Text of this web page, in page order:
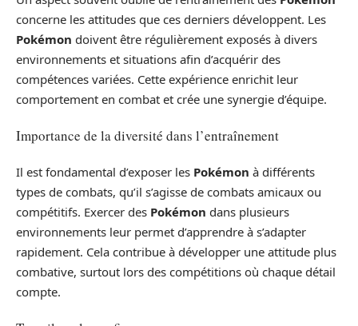
concerne les attitudes que ces derniers développent. Les
Pokémon doivent être régulièrement exposés à divers
environnements et situations afin d’acquérir des
compétences variées. Cette expérience enrichit leur
comportement en combat et crée une synergie d’équipe.
Importance de la diversité dans l’entraînement
Il est fondamental d’exposer les Pokémon à différents
types de combats, qu’il s’agisse de combats amicaux ou
compétitifs. Exercer des Pokémon dans plusieurs
environnements leur permet d’apprendre à s’adapter
rapidement. Cela contribue à développer une attitude plus
combative, surtout lors des compétitions où chaque détail
compte.